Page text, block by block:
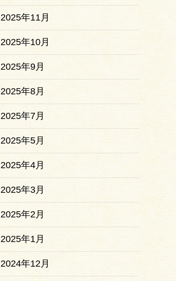
2025年11月
2025年10月
2025年9月
2025年8月
2025年7月
2025年5月
2025年4月
2025年3月
2025年2月
2025年1月
2024年12月